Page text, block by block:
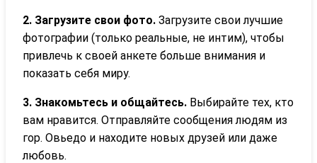
2. Загрузите свои фото. Загрузите свои лучшие
фотографии (только реальные, не интим), чтобы
привлечь к своей анкете больше внимания и
показать себя миру.
3. Знакомьтесь и общайтесь. Выбирайте тех, кто
вам нравится. Отправляйте сообщения людям из
гор. Овьедо и находите новых друзей или даже
любовь.